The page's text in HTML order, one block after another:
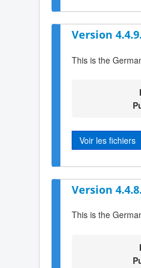
Version
This is the
Voir les fichiers
Version
This is the